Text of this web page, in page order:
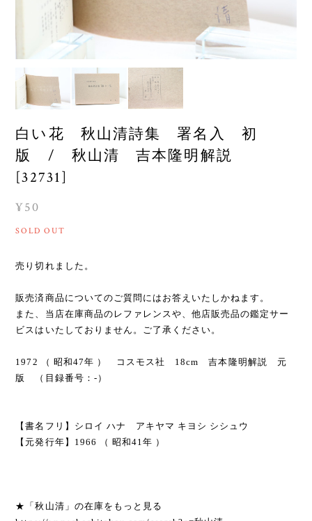
白い花 秋山清詩集 署名入 初
版 / 秋山清 吉本隆明解説
[32731]
¥50
SOLD OUT
売り切れました。
販売済商品についてのご質問にはお答えいたしかねます。
また、当店在庫商品のレファレンスや、他店販売品の鑑定サー
ビスはいたしておりません。ご了承ください。
1972 （ 昭和47年 ） コスモス社 18cm 吉本隆明解説 元
版 （目録番号：-）
【書名フリ】シロイ ハナ アキヤマ キヨシ シシュウ
【元発行年】1966 （ 昭和41年 ）
★「秋山清」の在庫をもっと見る